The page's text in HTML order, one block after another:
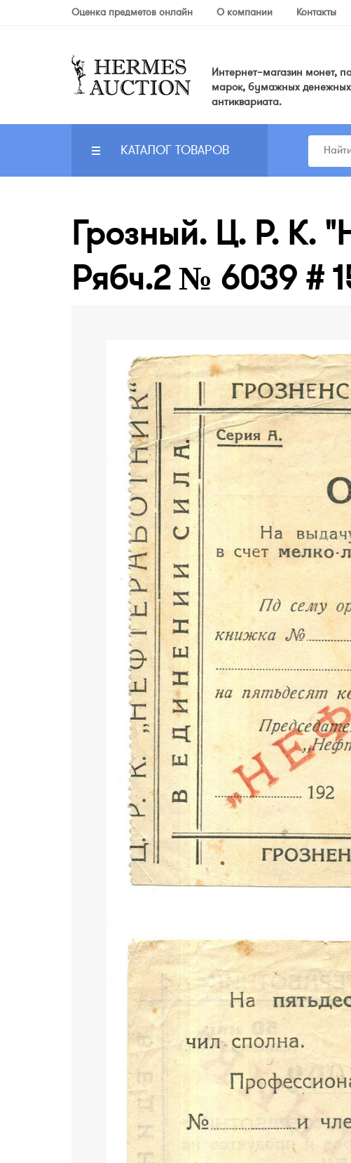
Оценка предметов онлайн О компании Контакты
Интернет–магазин монет,
марок, бумажных денежных
антиквариата.
КАТАЛОГ ТОВАРОВ
Грозный. Ц. Р. К.
Рябч.2 № 6039 #